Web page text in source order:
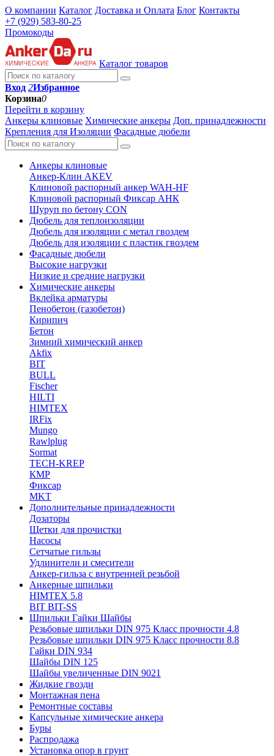
О компании Каталог Доставка и Оплата Блог Контакты
+7 (929) 583-80-25
Промокоды
Каталог товаров
Вход 2Избранное
Корзина0
Перейти в корзину
Анкеры клиновые Химические анкеры Доп. принадлежности
Крепления для Изоляции Фасадные дюбели
Анкеры клиновые
Анкер-Клин AKEV
Клиновой распорный анкер WAH-HF
Клиновой распорный Фиксар АНК
Шуруп по бетону CON
Дюбель для теплоизоляции
Дюбель для изоляции с метал гвоздем
Дюбель для изоляции с пластик гвоздем
Фасадные дюбели
Высокие нагрузки
Низкие и средние нагрузки
Химические анкеры
Вклейка арматуры
Пенобетон (газобетон)
Кирипич
Бетон
Зимний химический анкер
Akfix
BIT
BULL
Fischer
HILTI
HIMTEX
IRFix
Mungo
Rawlplug
Sormat
TECH-KREP
КМР
Фиксар
MKT
Дополнительные принадлежности
Дозаторы
Щетки для прочистки
Насосы
Сетчатые гильзы
Удлинители и смесители
Анкер-гильза с внутренней резьбой
Анкерные шпильки
HIMTEX 5.8
BIT BIT-SS
Шпильки Гайки Шайбы
Резьбовые шпильки DIN 975 Класс прочности 4.8
Резьбовые шпильки DIN 975 Класс прочности 8.8
Гайки DIN 934
Шайбы DIN 125
Шайбы увеличенные DIN 9021
Жидкие гвозди
Монтажная пена
Ремонтные составы
Капсульные химические анкера
Буры
Распродажа
Установка опор в грунт